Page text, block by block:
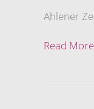
Ahlener
Read